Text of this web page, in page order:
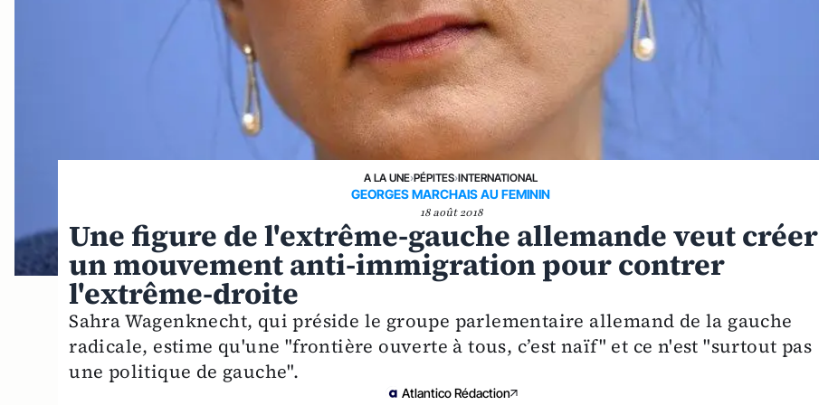
A LA UNE›PÉPITES›INTERNATIONAL
GEORGES MARCHAIS AU FEMININ
18 août 2018
Une figure de l'extrême-gauche allemande veut créer
un mouvement anti-immigration pour contrer
l'extrême-droite
Sahra Wagenknecht, qui préside le groupe parlementaire allemand de la gauche
radicale, estime qu'une "frontière ouverte à tous, c’est naïf" et ce n'est "surtout pas
une politique de gauche".
Atlantico Rédaction